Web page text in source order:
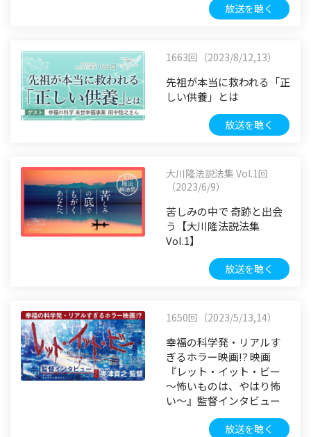
放送を聴く
1663回（2023/8/12,13）
先祖が本当に救われる「正
しい供養」とは
放送を聴く
大川隆法説法集 Vol.1回
（2023/6/9）
苦しみの中で 奇跡と出会
う【大川隆法説法集
Vol.1】
放送を聴く
1650回（2023/5/13,14）
幸福の科学発・リアルす
ぎるホラー映画!? 映画
『レット・イット・ビー
～怖いものは、やはり怖
い～』監督インタビュー
放送を聴く